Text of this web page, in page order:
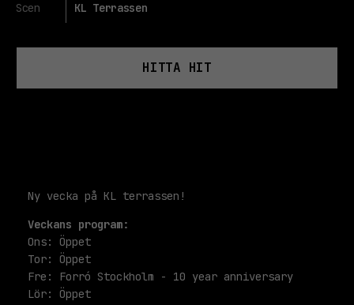
Scen KL Terrassen
HITTA HIT
Ny vecka på KL terrassen!
Veckans program:
Ons: Öppet
Tor: Öppet
Fre: Forró Stockholm - 10 year anniversary
Lör: Öppet